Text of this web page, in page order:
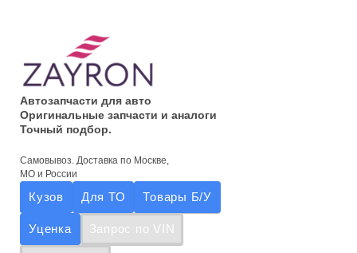
Автозапчасти для авто
Оригинальные запчасти и аналоги
Точный подбор.
Самовывоз. Доставка по Москве,
МО и России
Кузов Для ТО Товары Б/У
Уценка Запрос по VIN